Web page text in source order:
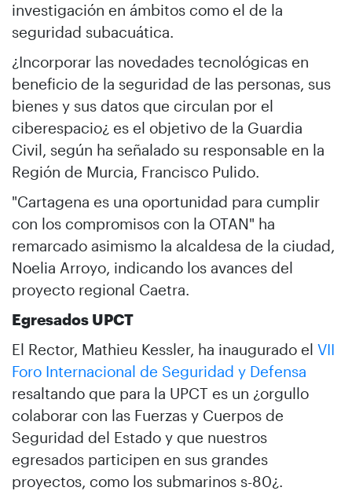
investigación en ámbitos como el de la
seguridad subacuática.
¿Incorporar las novedades tecnológicas en
beneficio de la seguridad de las personas, sus
bienes y sus datos que circulan por el
ciberespacio¿ es el objetivo de la Guardia
Civil, según ha señalado su responsable en la
Región de Murcia, Francisco Pulido.
"Cartagena es una oportunidad para cumplir
con los compromisos con la OTAN" ha
remarcado asimismo la alcaldesa de la ciudad,
Noelia Arroyo, indicando los avances del
proyecto regional Caetra.
Egresados UPCT
El Rector, Mathieu Kessler, ha inaugurado el VII
Foro Internacional de Seguridad y Defensa
resaltando que para la UPCT es un ¿orgullo
colaborar con las Fuerzas y Cuerpos de
Seguridad del Estado y que nuestros
egresados participen en sus grandes
proyectos, como los submarinos s-80¿.